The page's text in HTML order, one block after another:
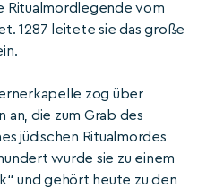
Ritualmordlegende vom
1287 leitete sie das große
zog über
an, die zum Grab des
jüdischen Ritualmordes
wurde sie zu einem
und gehört heute zu den